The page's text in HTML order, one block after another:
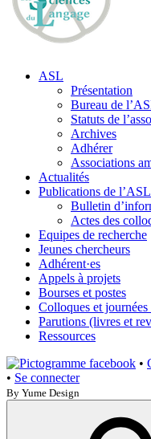
ASL
Présentation
Bureau de
Statuts de
Archives
Adhérer
Associations
Actualités
Publications de l’ASL
Bulletin
Actes des
Equipes de recherche
Jeunes chercheurs
Adhérent·es
Appels à projets
Bourses et postes
Colloques et journées
Parutions (livres et
Ressources
•
• Se connecter
By Yume Design